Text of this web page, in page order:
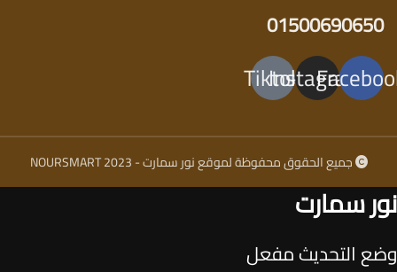
01500690650
Instagram
Tiktok
جميع الحقوق محفوظة لموقع نور سمارت - NOURSMART 2023
نور سمارت
وضع التحديث مفعل